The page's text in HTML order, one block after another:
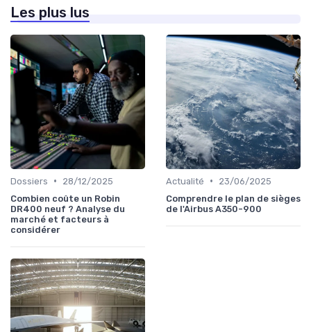
Les plus lus
Dossiers •
28/12/2025
Combien coûte un Robin
DR400 neuf ? Analyse du
marché et facteurs à
considérer
Actualité •
23/06/2025
Comprendre le plan de sièges
de l'Airbus A350-900